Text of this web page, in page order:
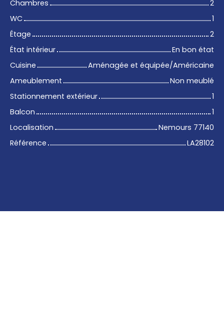
Chambres
2
WC
1
Étage
2
État intérieur
En bon état
Cuisine
Aménagée et équipée/Américaine
Ameublement
Non meublé
Stationnement extérieur
1
Balcon
1
Localisation
Nemours 77140
Référence
LA28102